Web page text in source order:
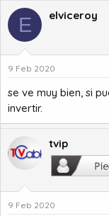
E elviceroy
9 Feb 2020
se ve muy bien, si
invertir.
tvip
9 Feb 2020